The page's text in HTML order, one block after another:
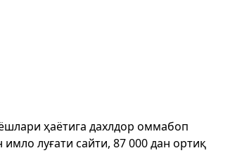
ҳаётига дахлдор оммабоп
луғати сайти, 87 000 дан ортиқ